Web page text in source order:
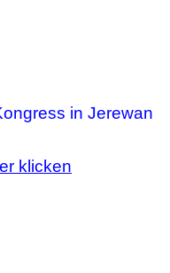
in Jerewan
klicken